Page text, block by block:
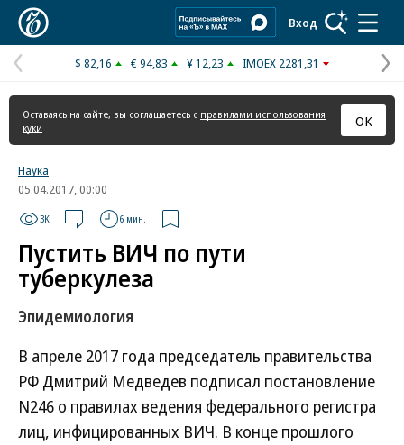
Вход
Предыдущая
страница
$ 82,16 € 94,83 ¥ 12,23 IMOEX 2281,31
Оставаясь на сайте, вы соглашаетесь с правилами использования
куки
ОК
Наука
05.04.2017, 00:00
3K 6 мин.
Пустить ВИЧ по пути
туберкулеза
Эпидемиология
В апреле 2017 года председатель правительства
РФ Дмитрий Медведев подписал постановление
N246 о правилах ведения федерального регистра
лиц, инфицированных ВИЧ. В конце прошлого